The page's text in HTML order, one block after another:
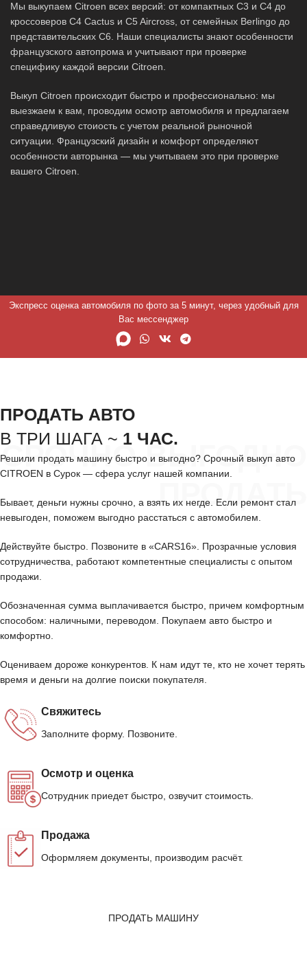
Мы выкупаем Citroen всех версий: от компактных C3 и C4 до
кроссоверов C4 Cactus и C5 Aircross, от семейных Berlingo до
представительских C6. Наши специалисты знают особенности
французского автопрома и учитывают при проверке
специфику каждой версии Citroen.
Выкуп Citroen происходит быстро и профессионально: мы
выезжаем к вам, проводим осмотр автомобиля и предлагаем
справедливую стоиость с учетом реальной рыночной
ситуации. Французский дизайн и комфорт определяют
особенности авторынка — мы учитываем это при проверке
вашего Citroen.
Экспресс оценка автомобиля по фото за 5 минут, через удобный для
Вас мессенджер
СРОЧНО ВЫГОДНО
ПРОДАТЬ
ПРОДАТЬ АВТО
В ТРИ ШАГА ~ 1 ЧАС.
Решили продать машину быстро и выгодно? Срочный выкуп авто
CITROEN в Сурок — сфера услуг нашей компании.
Бывает, деньги нужны срочно, а взять их негде. Если ремонт стал
невыгоден, поможем выгодно расстаться с автомобилем.
Действуйте быстро. Позвоните в «CARS16». Прозрачные условия
сотрудничества, работают компетентные специалисты с опытом
продажи.
Обозначенная сумма выплачивается быстро, причем комфортным
способом: наличными, переводом. Покупаем авто быстро и
комфортно.
Оцениваем дороже конкурентов. К нам идут те, кто не хочет терять
время и деньги на долгие поиски покупателя.
Свяжитесь
Заполните форму. Позвоните.
Осмотр и оценка
Сотрудник приедет быстро, озвучит стоимость.
Продажа
Оформляем документы, производим расчёт.
ПРОДАТЬ МАШИНУ